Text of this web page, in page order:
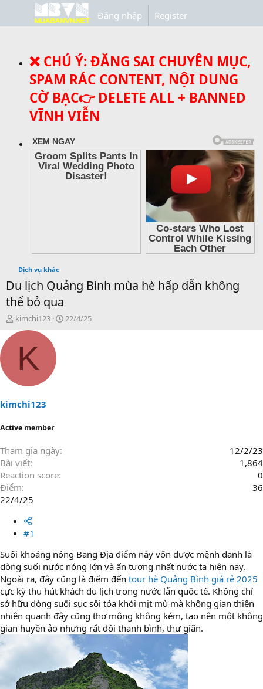
Đăng nhập Register
❌ CHÚ Ý: ĐĂNG SAI CHUYÊN MỤC,
SPAM RÁC CONTENT, NỘI DUNG
CỜ BẠC👉 DELETE ALL + BANNED
VĨNH VIỄN
Dịch vụ khác
Du lịch Quảng Bình mùa hè hấp dẫn không
thể bỏ qua
T
h
s
a
e
kimchi123
N
g
22/4/25
K
kimchi123
Active member
Tham gia ngày
12/2/23
Bài viết
1,864
Reaction score
0
Điểm
36
22/4/25
#1
Suối khoáng nóng Bang Địa điểm này vốn được mệnh danh là
dòng suối nước nóng lớn và ấn tượng nhất nước ta hiện nay.
Ngoài ra, đây cũng là điểm đến tour hè Quảng Bình giá rẻ 2025
cực kỳ thu hút khách du lịch trong nước lẫn quốc tế. Không chỉ
sở hữu dòng suối sục sôi tỏa khói mịt mù mà không gian thiên
nhiên quanh đây cũng thơ mộng không kém, tạo nên một không
gian huyền ảo nhưng rất đỗi thanh bình, thư giãn.